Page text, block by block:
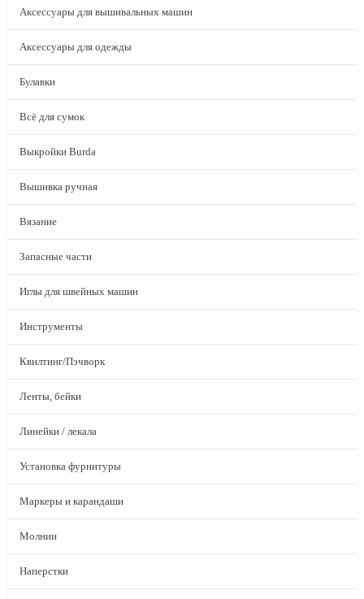
Аксессуары для вышивальных машин
Аксессуары для одежды
Булавки
Всё для сумок
Выкройки Burda
Вышивка ручная
Вязание
Запасные части
Иглы для швейных машин
Инструменты
Квилтинг/Пэчворк
Ленты, бейки
Линейки / лекала
Установка фурнитуры
Маркеры и карандаши
Молнии
Наперстки